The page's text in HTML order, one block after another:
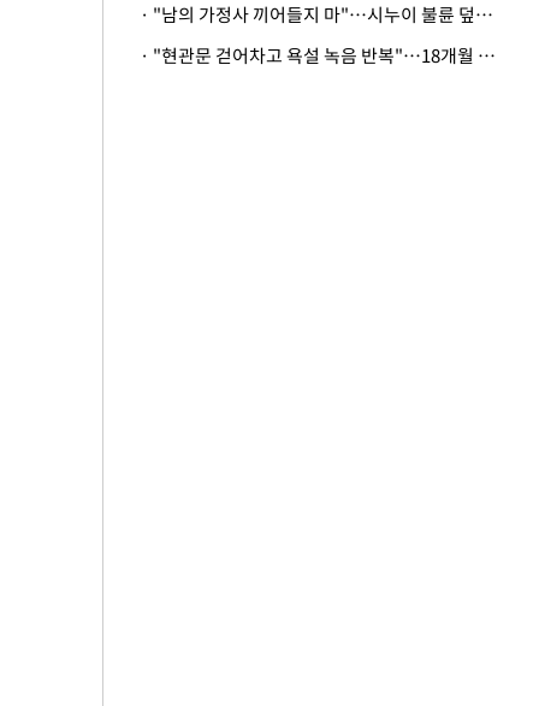
· "남의 가정사 끼어들지 마"…시누이 불륜 덮으려는 남편에 억울한 아내
· "현관문 걷어차고 욕설 녹음 반복"…18개월 아기 키우는 집 뒤흔든 '앞집의 비극'